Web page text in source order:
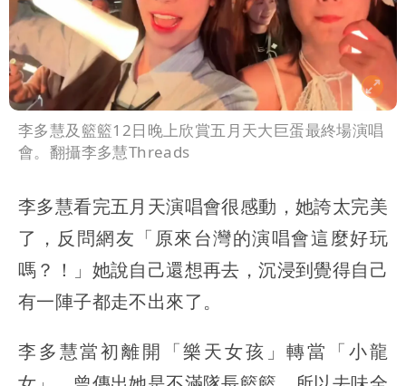
李多慧及籃籃12日晚上欣賞五月天大巨蛋最終場演唱
會。翻攝李多慧Threads
李多慧看完五月天演唱會很感動，她誇太完美
了，反問網友「原來台灣的演唱會這麼好玩
嗎？！」她說自己還想再去，沉浸到覺得自己
有一陣子都走不出來了。
李多慧當初離開「樂天女孩」轉當「小龍